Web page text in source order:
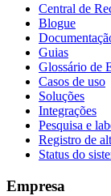
Central de
Blogue
Guias
Glossário de
Casos de uso
Soluções
Integrações
Pesquisa e
Registro de
Status do
Empresa